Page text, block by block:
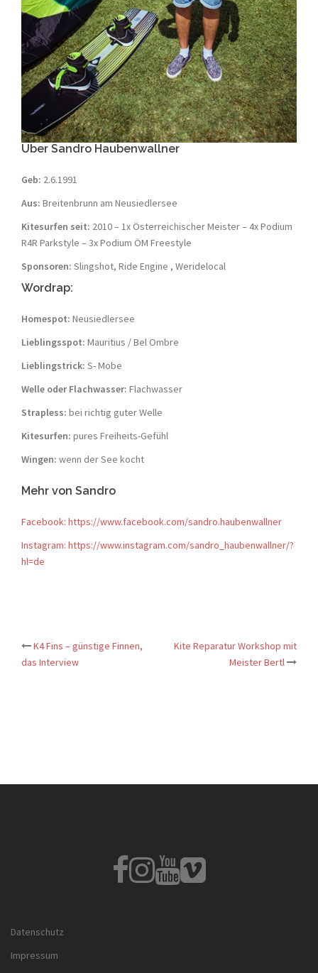
Über Sandro Haubenwallner
Geb: 2.6.1991
Aus: Breitenbrunn am Neusiedlersee
Kitesurfen seit: 2010 – 1x Österreichischer Meister – 4x Podium
R4R Parkstyle – 3x Podium ÖM Freestyle
Sponsoren: Slingshot, Ride Engine , Weridelocal
Wordrap:
Homespot: Neusiedlersee
Lieblingsspot: Mauritius / Bel Ombre
Lieblingstrick: S- Mobe
Welle oder Flachwasser: Flachwasser
Strapless: bei richtig guter Welle
Kitesurfen: pures Freiheits-Gefühl
Wingen: wenn der See kocht
Mehr von Sandro
Facebook: https://www.facebook.com/sandro.haubenwallner
Instagram: https://www.instagram.com/sandro_haubenwallner/?
hl=de
Post
navigation
K4 Fins – günstige Finnen,
das Interview
Kite Reparatur Workshop mit
Meister Bertl
Fb Instagram
YoutubeVimeo
Datenschutz
Impressum